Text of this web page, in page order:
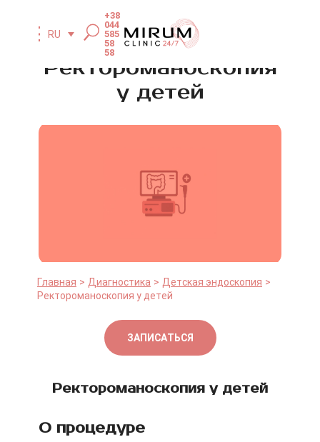
RU
+38
044
585
58
58
Ректороманоскопия
у детей
Главная Диагностика
Детская эндоскопия
Ректороманоскопия у детей
ЗАПИСАТЬСЯ
Ректороманоскопия у детей
О процедуре